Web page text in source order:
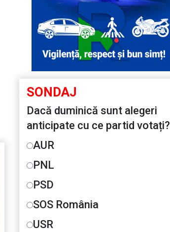
SONDAJ
Dacă duminică sunt alegeri
anticipate cu ce partid votați?
AUR
PNL
PSD
SOS România
USR